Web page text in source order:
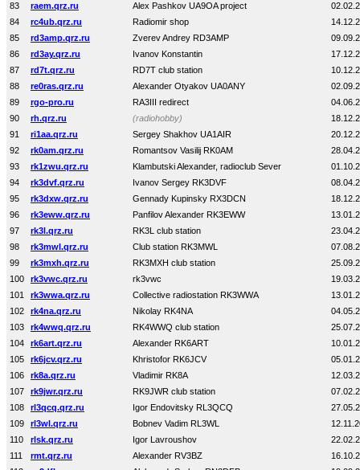
83
raem.qrz.ru Alex Pashkov UA9OA project
84
rc4ub.qrz.ru Radiomir shop
85
rd3amp.qrz.ru Zverev Andrey RD3AMP
86
rd3ay.qrz.ru Ivanov Konstantin
87
rd7t.qrz.ru RD7T club station
88
re0ras.qrz.ru Alexander Otyakov UA0ANY
89
rgo-pro.ru RA3III redirect
90
rh.qrz.ru (radiohobby)
91
ri1aa.qrz.ru Sergey Shakhov UA1AIR
92
rk0am.qrz.ru Romantsov Vasilij RK0AM
93
rk1zwu.qrz.ru Klambutski Alexander, radioclub Sever
94
rk3dvf.qrz.ru Ivanov Sergey RK3DVF
95
rk3dxw.qrz.ru Gennady Kupinsky RX3DCN
96
rk3eww.qrz.ru Panfilov Alexander RK3EWW
97
rk3l.qrz.ru RK3L club station
98
rk3mwl.qrz.ru Club station RK3MWL
99
rk3mxh.qrz.ru RK3MXH club station
100
rk3vwc.qrz.ru rk3vwc
101
rk3wwa.qrz.ru Collective radiostation RK3WWA
102
rk4na.qrz.ru Nikolay RK4NA
103
rk4wwq.qrz.ru RK4WWQ club station
104
rk6art.qrz.ru Alexander RK6ART
105
rk6jcv.qrz.ru Khristofor RK6JCV
106
rk8a.qrz.ru Vladimir RK8A
107
rk9jwr.qrz.ru RK9JWR club station
108
rl3qcq.qrz.ru Igor Endovitsky RL3QCQ
109
rl3wl.qrz.ru Bobnev Vadim RL3WL
110
rlsk.qrz.ru Igor Lavroushov
111
rmt.qrz.ru Alexander RV3BZ